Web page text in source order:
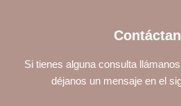
Si tienes alguna consulta
déjanos un mensaje en el